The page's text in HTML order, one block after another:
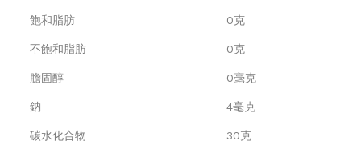
飽和脂肪 0克
不飽和脂肪 0克
膽固醇 0毫克
鈉 4毫克
碳水化合物 30克